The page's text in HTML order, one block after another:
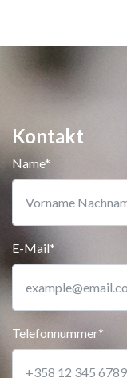
Kontakt
Name*
E-Mail*
Telefonnummer*